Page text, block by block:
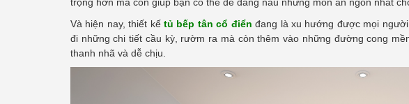
trọng hơn mà còn giúp bạn có thể dễ dàng nấu những món ăn ngon nhất
Và hiện nay, thiết kếtủ bếp tân cổ điển đang là xu hướng được mọi
đi những chi tiết cầu kỳ, rườm ra mà còn thêm vào những đường cong
thanh nhã và dễ chịu.